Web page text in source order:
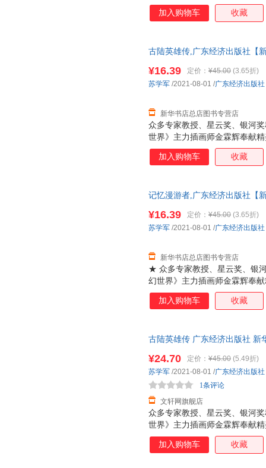
故事为形式，以极限科学为翅
量的具备深刻社会文化、哲学
加入购物车 收藏
古陆英雄传,广东经济出版社【
众多专家教授、星云奖、银河
世界》主力插画师金霖辉奉献
事为形式，以极限科学为翅膀
的具备深刻社会文化、哲学思
¥16.39 定价： ¥45.00 (3.65折)
新华书店总店图书专营店
苏学军 /2021-08-01 /广东经济出版社
加入购物车 收藏
记忆漫游者,广东经济出版社【
★ 众多专家教授、星云奖、银
幻世界》主力插画师金霖辉奉
故事为形式，以极限科学为翅
量的具备深刻社会文化、哲学
¥16.39 定价： ¥45.00 (3.65折)
新华书店总店图书专营店
苏学军 /2021-08-01 /广东经济出版社
加入购物车 收藏
古陆英雄传 广东经济出版社 新
众多专家教授、星云奖、银河
世界》主力插画师金霖辉奉献
事为形式，以极限科学为翅膀
的具备深刻社会文化、哲学思
¥24.70 定价： ¥45.00 (5.49折)
文轩网旗舰店
1条评论
苏学军 /2021-08-01 /广东经济出版社
加入购物车 收藏